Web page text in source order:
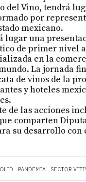
PANDEMIA SECTOR
del Vino, tendrá
por
mexicano.
lugar una
de primer nivel
en la
La jornada
de vinos de la
y hoteles
de las acciones
comparten
su desarrollo